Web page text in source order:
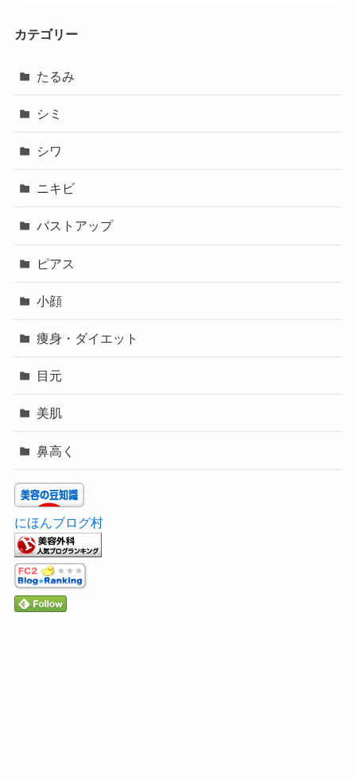
カテゴリー
たるみ
シミ
シワ
ニキビ
バストアップ
ピアス
小顔
痩身・ダイエット
目元
美肌
鼻高く
にほんブログ村